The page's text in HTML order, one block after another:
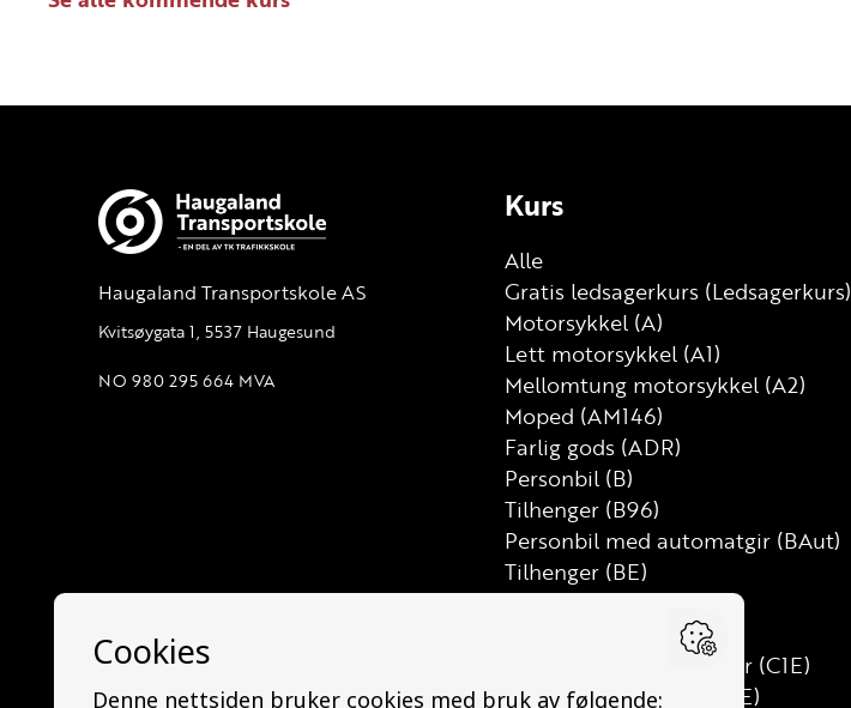
Haugaland Transportskole AS
Kvitsøygata 1, 5537 Haugesund
NO 980 295 664 MVA
Kurs
Alle
Gratis ledsagerkurs (Ledsagerkurs)
Motorsykkel (A)
Lett motorsykkel (A1)
Mellomtung motorsykkel (A2)
Moped (AM146)
Farlig gods (ADR)
Personbil (B)
Tilhenger (B96)
Personbil med automatgir (BAut)
Tilhenger (BE)
Lastebil (C)
Lett lastebil med henger (C1E)
Lastebil med henger (CE)